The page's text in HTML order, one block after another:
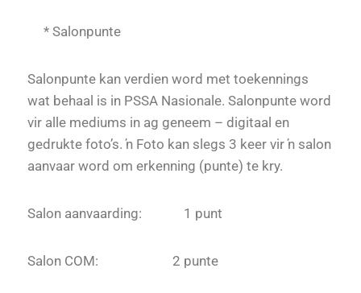
* Salonpunte
Salonpunte kan verdien word met toekennings
wat behaal is in PSSA Nasionale. Salonpunte word
vir alle mediums in ag geneem – digitaal en
gedrukte foto’s. ŉ Foto kan slegs 3 keer vir ŉ salon
aanvaar word om erkenning (punte) te kry.
Salon aanvaarding: 1 punt
Salon COM: 2 punte